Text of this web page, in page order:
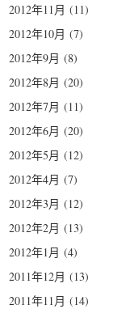
2012年11月 (11)
2012年10月 (7)
2012年9月 (8)
2012年8月 (20)
2012年7月 (11)
2012年6月 (20)
2012年5月 (12)
2012年4月 (7)
2012年3月 (12)
2012年2月 (13)
2012年1月 (4)
2011年12月 (13)
2011年11月 (14)